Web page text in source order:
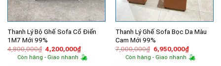
Thanh Lý Bộ Ghế Sofa Cổ Điển
1M7 Mới 99%
4,800,000₫ Giá
gốc
là:
4,200,000₫Giá
hiện
tại
Còn hàng - Giao nhanh
Thanh Lý Ghế Sofa Bọc Da Màu
Cam Mới 99%
7,000,000₫ Giá
gốc
là:
6,950,000₫Giá
hiện
tại
Còn hàng - Giao nhanh